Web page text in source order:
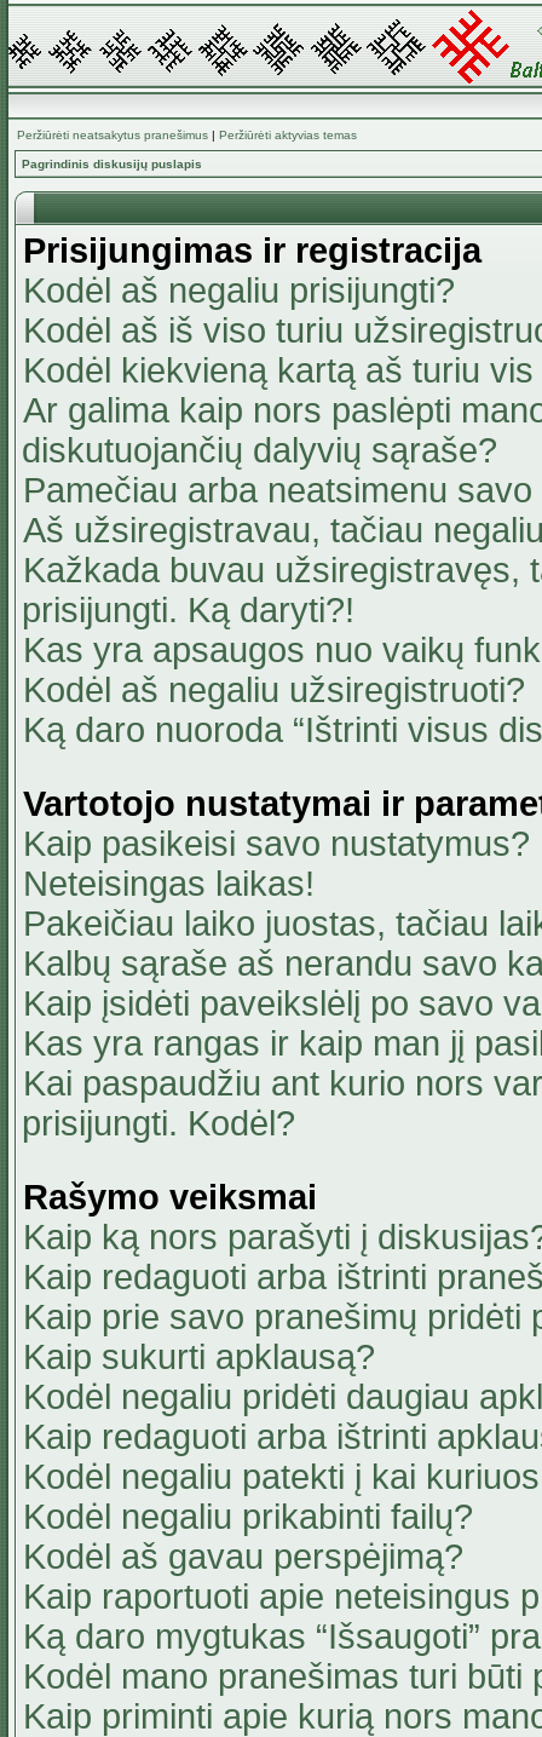
Peržiūrėti neatsakytus pranešimus | Peržiūrėti aktyvias temas
Pagrindinis diskusijų puslapis
Prisijungimas ir registracija
Kodėl aš negaliu prisijungti?
Kodėl aš iš viso turiu
Kodėl kiekvieną kartą aš turiu
Ar galima kaip nors paslėpti
diskutuojančių dalyvių sąraše?
Pamečiau arba neatsimenu
Aš užsiregistravau, tačiau
Kažkada buvau užsiregistravęs,
prisijungti. Ką daryti?!
Kas yra apsaugos nuo vaikų
Kodėl aš negaliu užsiregistruoti?
Ką daro nuoroda “Ištrinti visus
Vartotojo nustatymai ir
Kaip pasikeisi savo nustatymus?
Neteisingas laikas!
Pakeičiau laiko juostas, tačiau
Kalbų sąraše aš nerandu savo
Kaip įsidėti paveikslėlį po savo
Kas yra rangas ir kaip man jį
Kai paspaudžiu ant kurio nors
prisijungti. Kodėl?
Rašymo veiksmai
Kaip ką nors parašyti į
Kaip redaguoti arba ištrinti
Kaip prie savo pranešimų pridėti
Kaip sukurti apklausą?
Kodėl negaliu pridėti daugiau
Kaip redaguoti arba ištrinti
Kodėl negaliu patekti į kai
Kodėl negaliu prikabinti failų?
Kodėl aš gavau perspėjimą?
Kaip raportuoti apie neteisingus
Ką daro mygtukas “Išsaugoti”
Kodėl mano pranešimas turi būti
Kaip priminti apie kurią nors